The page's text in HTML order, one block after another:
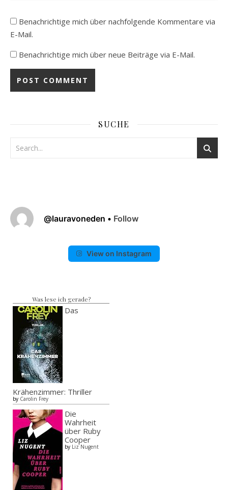
Benachrichtige mich über nachfolgende Kommentare via
E-Mail.
Benachrichtige mich über neue Beiträge via E-Mail.
SUCHE
@lauravoneden • Follow
View on Instagram
Was lese ich gerade?
Das
Krähenzimmer: Thriller
by Carolin Frey
Die
Wahrheit
über Ruby
Cooper
by Liz Nugent